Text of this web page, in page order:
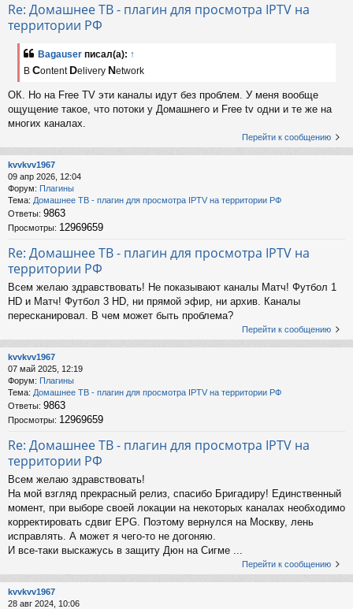
Re: Домашнее ТВ - плагин для просмотра IPTV на
территории РФ
Bagauser писал(а): ↑
В Content Delivery Network
ОК. Но на Free TV эти каналы идут без проблем. У меня вообще
ощущение такое, что потоки у Домашнего и Free tv одни и те же на
многих каналах.
Перейти к сообщению
kvvkvv1967
09 апр 2026, 12:04
Форум: Плагины
Тема: Домашнее ТВ - плагин для просмотра IPTV на территории РФ
Ответы: 9863
Просмотры: 12969659
Re: Домашнее ТВ - плагин для просмотра IPTV на
территории РФ
Всем желаю здравствовать! Не показывают каналы Матч! Футбол 1
HD и Матч! Футбол 3 HD, ни прямой эфир, ни архив. Каналы
пересканировал. В чем может быть проблема?
Перейти к сообщению
kvvkvv1967
07 май 2025, 12:19
Форум: Плагины
Тема: Домашнее ТВ - плагин для просмотра IPTV на территории РФ
Ответы: 9863
Просмотры: 12969659
Re: Домашнее ТВ - плагин для просмотра IPTV на
территории РФ
Всем желаю здравствовать!
На мой взгляд прекрасный релиз, спасибо Бригадиру! Единственный
момент, при выборе своей локации на некоторых каналах необходимо
корректировать сдвиг EPG. Поэтому вернулся на Москву, лень
исправлять. А может я чего-то не догоняю.
И все-таки выскажусь в защиту Дюн на Сигме ...
Перейти к сообщению
kvvkvv1967
28 авг 2024, 10:06